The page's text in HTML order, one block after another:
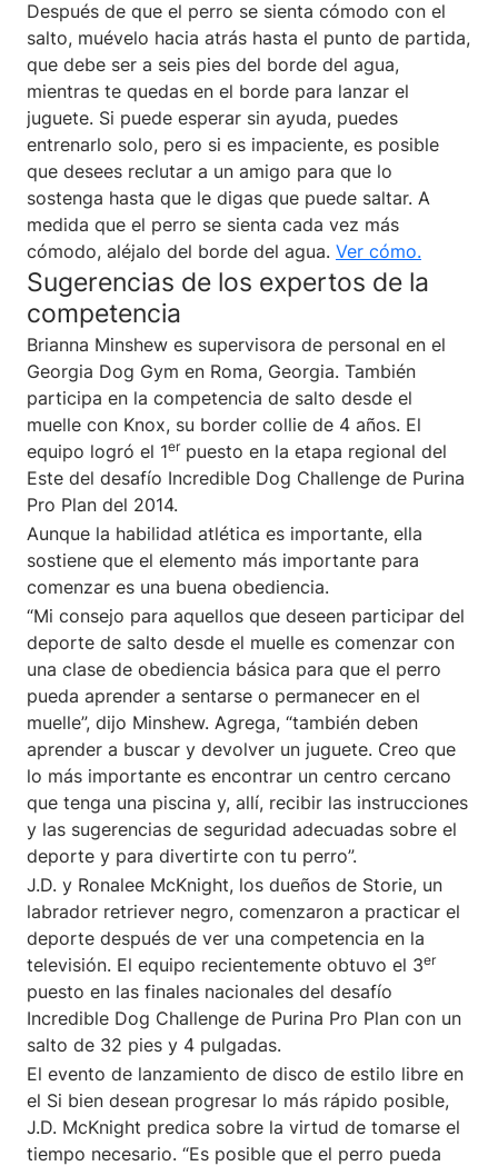
Después de que el perro se sienta cómodo con el
salto, muévelo hacia atrás hasta el punto de partida,
que debe ser a seis pies del borde del agua,
mientras te quedas en el borde para lanzar el
juguete. Si puede esperar sin ayuda, puedes
entrenarlo solo, pero si es impaciente, es posible
que desees reclutar a un amigo para que lo
sostenga hasta que le digas que puede saltar. A
medida que el perro se sienta cada vez más
cómodo, aléjalo del borde del agua. Ver cómo.
Sugerencias de los expertos de la
competencia
Brianna Minshew es supervisora de personal en el
Georgia Dog Gym en Roma, Georgia. También
participa en la competencia de salto desde el
muelle con Knox, su border collie de 4 años. El
equipo logró el 1erpuesto en la etapa regional del
Este del desafío Incredible Dog Challenge de Purina
Pro Plan del 2014.
Aunque la habilidad atlética es importante, ella
sostiene que el elemento más importante para
comenzar es una buena obediencia.
“Mi consejo para aquellos que deseen participar del
deporte de salto desde el muelle es comenzar con
una clase de obediencia básica para que el perro
pueda aprender a sentarse o permanecer en el
muelle”, dijo Minshew. Agrega, “también deben
aprender a buscar y devolver un juguete. Creo que
lo más importante es encontrar un centro cercano
que tenga una piscina y, allí, recibir las instrucciones
y las sugerencias de seguridad adecuadas sobre el
deporte y para divertirte con tu perro”.
J.D. y Ronalee McKnight, los dueños de Storie, un
labrador retriever negro, comenzaron a practicar el
deporte después de ver una competencia en la
televisión. El equipo recientemente obtuvo el 3er
puesto en las finales nacionales del desafío
Incredible Dog Challenge de Purina Pro Plan con un
salto de 32 pies y 4 pulgadas.
El evento de lanzamiento de disco de estilo libre en
el Si bien desean progresar lo más rápido posible,
J.D. McKnight predica sobre la virtud de tomarse el
tiempo necesario. “Es posible que el perro pueda